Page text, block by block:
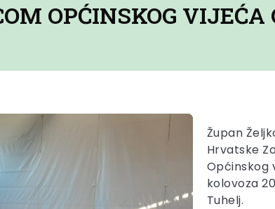
OPĆINSKOG
Župan
Hrvatske
Općinskog
kolovoza
Tuhelj.